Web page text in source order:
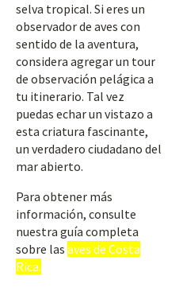
selva tropical. Si eres un
observador de aves con
sentido de la aventura,
considera agregar un tour
de observación pelágica a
tu itinerario. Tal vez
puedas echar un vistazo a
esta criatura fascinante,
un verdadero ciudadano del
mar abierto.
Para obtener más
información, consulte
nuestra guía completa
sobre las aves de Costa
Rica.